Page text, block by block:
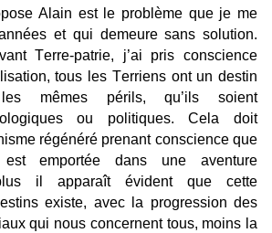
Alain est le problème que je me
et qui demeure sans solution.
Terre-patrie, j’ai pris conscience
tous les Terriens ont un destin
mêmes périls, qu’ils soient
ou politiques. Cela doit
régénéré prenant conscience que
est emportée dans une aventure
il apparaît évident que cette
existe, avec la progression des
qui nous concernent tous, moins la